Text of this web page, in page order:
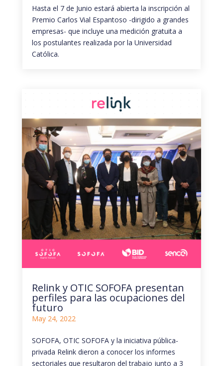
Hasta el 7 de Junio estará abierta la inscripción al
Premio Carlos Vial Espantoso -dirigido a grandes
empresas- que incluye una medición gratuita a
los postulantes realizada por la Universidad
Católica.
Relink y OTIC SOFOFA presentan
perfiles para las ocupaciones del
futuro
May 24, 2022
SOFOFA, OTIC SOFOFA y la iniciativa pública-
privada Relink dieron a conocer los informes
sectoriales que resultaron del trabajo junto a 3